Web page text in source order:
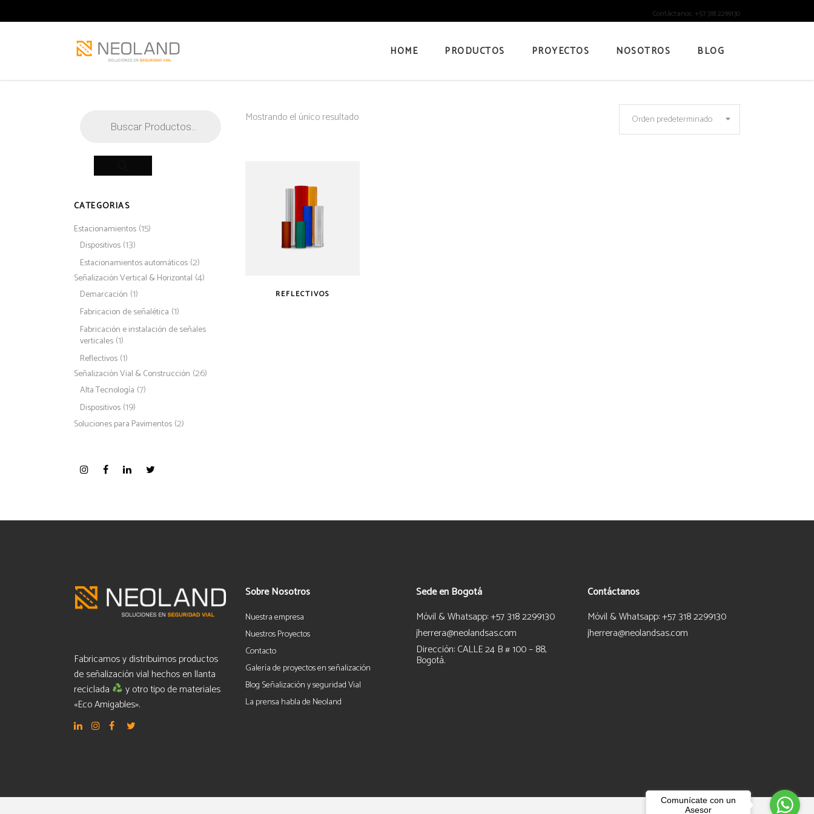
Contáctanos: +57 318 2299130
HOME PRODUCTOS PROYECTOS NOSOTROS BLOG
Mostrando el único resultado Orden predeterminado
REFLECTIVOS
productos
CATEGORIAS
Estacionamientos (15)
Dispositivos (13)
Estacionamientos automáticos (2)
Señalización Vertical & Horizontal (4)
Demarcación (1)
Fabricacion de señalética (1)
Fabricación e instalación de señales
verticales (1)
Reflectivos (1)
Señalización Vial & Construcción (26)
Alta Tecnología (7)
Dispositivos (19)
Soluciones para Pavimentos (2)
Fabricamos y distribuimos productos
de señalización vial hechos en llanta
reciclada
y otro tipo de materiales
«Eco Amigables».
Sobre Nosotros
Nuestra empresa
Nuestros Proyectos
Contacto
Galería de proyectos en señalización
Blog Señalización y seguridad Vial
La prensa habla de Neoland
Sede en Bogotá
Móvil & Whatsapp: +57 318 2299130
jherrera@neolandsas.com
Dirección: CALLE 24 B # 100 – 88,
Bogotá.
Contáctanos
Móvil & Whatsapp: +57 318 2299130
jherrera@neolandsas.com
Comunícate con un
Asesor